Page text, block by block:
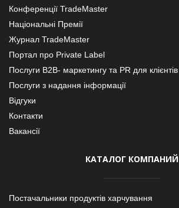
Конференції TradeMaster
Національні Премії
Журнал TradeMaster
Портал про Private Label
Послуги В2В- маркетингу та PR для клієнтів
Послуги з надання інформації
Відгуки
Контакти
Вакансії
КАТАЛОГ КОМПАНИЙ
Постачальники продуктів харчування